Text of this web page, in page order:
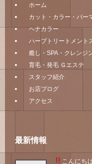
ホーム
カット・カラー・パー
ヘナカラー
ハーブトリートメント
癒し・SPA・クレンジ
育毛・発毛 Ｇエステ
スタッフ紹介
お店ブログ
アクセス
最新情報
こんにち